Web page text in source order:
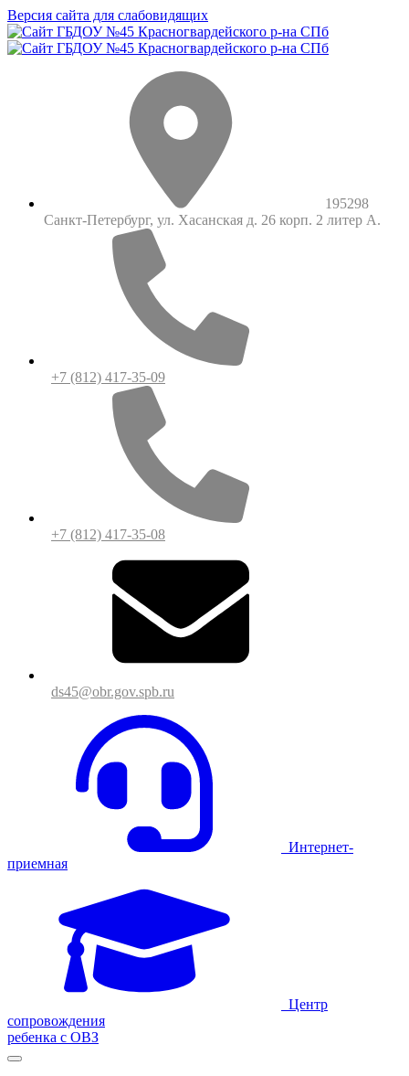
Версия сайта для слабовидящих
195298
Санкт-Петербург, ул. Хасанская д. 26 корп. 2 литер А.
+7 (812) 417-35-09
+7 (812) 417-35-08
ds45@obr.gov.spb.ru
Интернет-
приемная
Центр
сопровождения
ребенка с ОВЗ